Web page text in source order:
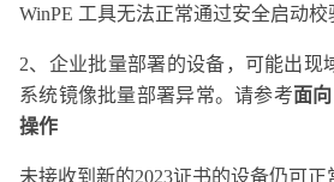
WinPE 工具无法正常通过安全启动校
2、企业批量部署的设备，可能出现
系统镜像批量部署异常。请参考面
操作
未接收到新的2023证书的设备仍可